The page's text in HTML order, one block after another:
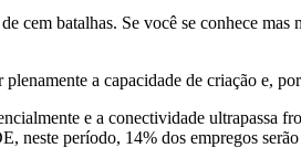
cem batalhas. Se você se conhece
a capacidade de criação e,
e a conectividade ultrapassa
neste período, 14% dos empregos